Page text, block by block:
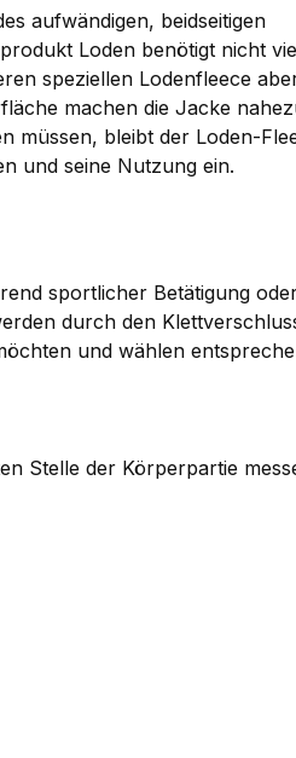
aufwändigen, beidseitigen
Loden benötigt nicht
speziellen Lodenfleece
machen die Jacke
müssen, bleibt der Loden-
und seine Nutzung ein.
sportlicher Betätigung
durch den
und wählen
Stelle der Körperpartie